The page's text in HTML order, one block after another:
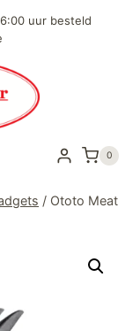
uur besteld
0
/ Ototo Meat